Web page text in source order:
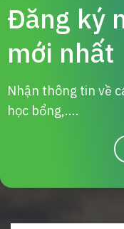
Đăng ký
mới nhất
Nhận thông tin về
học bổng,....